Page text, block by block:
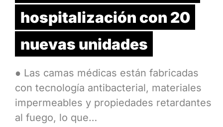
hospitalización con 20
nuevas unidades
● Las camas médicas están fabricadas
con tecnología antibacterial, materiales
impermeables y propiedades retardantes
al fuego, lo que…